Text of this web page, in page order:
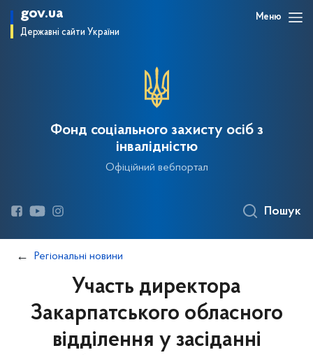
gov.ua
Державні сайти України
Меню
Фонд соціального захисту осіб з
інвалідністю
Офіційний вебпортал
Пошук
Регіональні новини
Участь директора
Закарпатського обласного
відділення у засіданні